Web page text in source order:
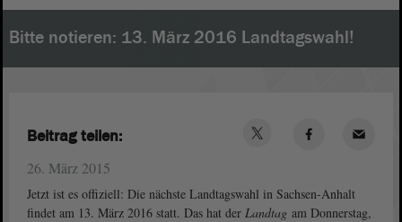
Bitte notieren: 13. März 2016 Landtagswahl!
26. März 2015
Jetzt ist es offiziell: Die nächste Landtagswahl in Sachsen-Anhalt
findet am 13. März 2016 statt. Das hat der Landtag am Donnerstag,
Beitrag teilen: